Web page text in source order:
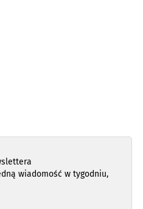
wiadomość w tygodniu,